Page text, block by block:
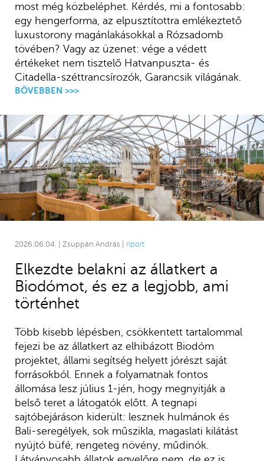
most még közbeléphet. Kérdés, mi a fontosabb:
egy hengerforma, az elpusztítottra emlékeztető
luxustorony magánlakásokkal a Rózsadomb
tövében? Vagy az üzenet: vége a védett
értékeket nem tisztelő Hatvanpuszta- és
Citadella-széttrancsírozók, Garancsik világának.
BŐVEBBEN >>>
2026.06.04. | Zsuppán András | riport
Elkezdte belakni az állatkert a
Biodómot, és ez a legjobb, ami
történhet
Több kisebb lépésben, csökkentett tartalommal
fejezi be az állatkert az elhibázott Biodóm
projektet, állami segítség helyett jórészt saját
forrásokból. Ennek a folyamatnak fontos
állomása lesz július 1-jén, hogy megnyitják a
belső teret a látogatók előtt. A tegnapi
sajtóbejáráson kiderült: lesznek hulmánok és
Bali-seregélyek, sok műszikla, magaslati kilátást
nyújtó büfé, rengeteg növény, műdinók.